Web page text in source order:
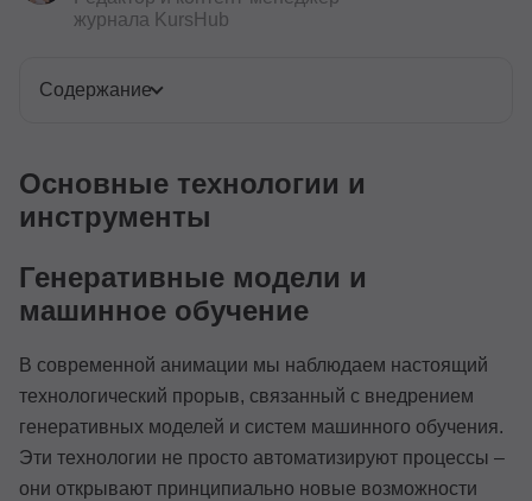
журнала KursHub
Содержание
Основные технологии и
инструменты
Генеративные модели и
машинное обучение
В современной анимации мы наблюдаем настоящий
технологический прорыв, связанный с внедрением
генеративных моделей и систем машинного обучения.
Эти технологии не просто автоматизируют процессы –
они открывают принципиально новые возможности